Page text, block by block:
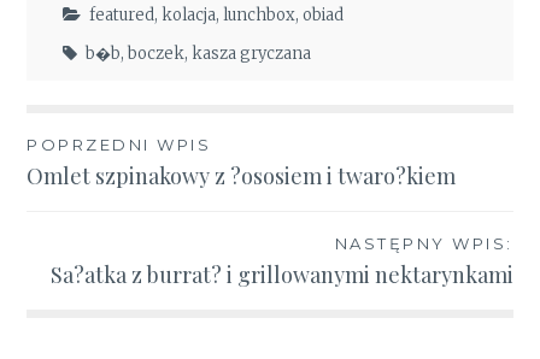
featured, kolacja,lunchbox,obiad
b�b,boczek, kasza gryczana
Nawigacja
wpisu
POPRZEDNI WPIS
Omlet szpinakowy z ?ososiem i twaro?kiem
NASTĘPNY WPIS:
Sa?atka z burrat? i grillowanymi nektarynkami